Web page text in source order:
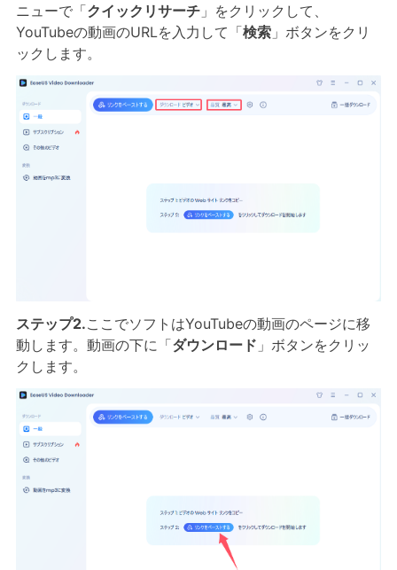
ニューで「クイックリサーチ」をクリックして、
YouTubeの動画のURLを入力して「検索」ボタンをクリ
ックします。
ステップ2.ここでソフトはYouTubeの動画のページに移
動します。動画の下に「ダウンロード 」ボタンをクリッ
クします。